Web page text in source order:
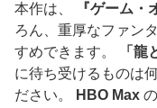
本作は、
『ゲーム・
ろん、重厚なファン
すめできます。
「龍
に待ち受けるものは
ださい。
HBO Max